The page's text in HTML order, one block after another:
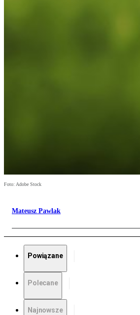
Foto: Adobe Stock
Mateusz Pawlak
Powiązane
Polecane
Najnowsze